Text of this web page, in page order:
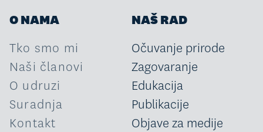
O NAMA
Tko smo mi
Naši članovi
O udruzi
Suradnja
Kontakt
NAŠ RAD
Očuvanje prirode
Zagovaranje
Edukacija
Publikacije
Objave za medije